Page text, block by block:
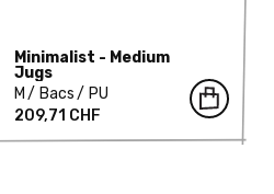
Minimalist - Medium
Jugs
M
Bacs
PU
209,71 CHF